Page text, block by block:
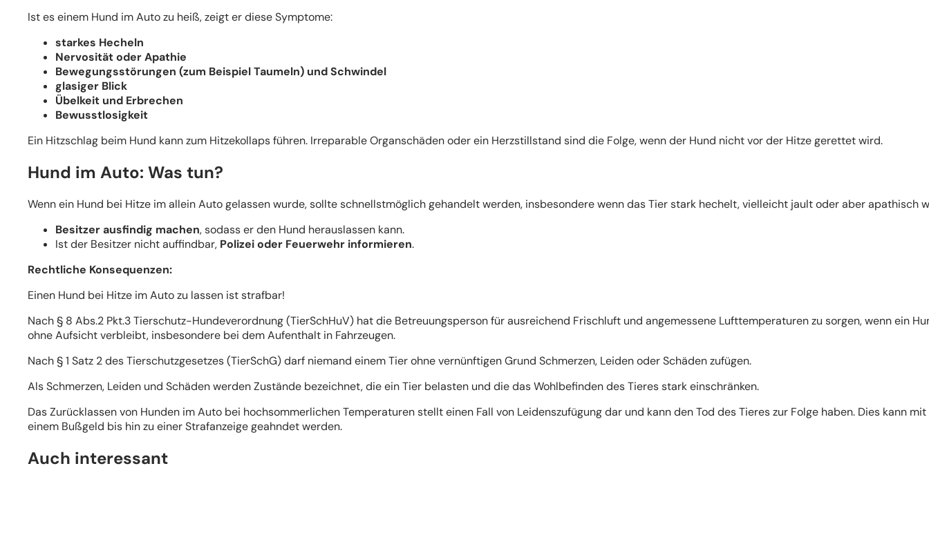
Ist es einem Hund im Auto zu heiß, zeigt er diese Symptome:
starkes Hecheln
Nervosität oder Apathie
Bewegungsstörungen (zum Beispiel Taumeln) und Schwindel
glasiger Blick
Übelkeit und Erbrechen
Bewusstlosigkeit
Ein Hitzschlag beim Hund kann zum Hitzekollaps führen. Irreparable Organschäden oder ein Herzstillstand sind die Folge, wenn der Hund nicht vor der Hitze gerettet wird.
Hund im Auto: Was tun?
Wenn ein Hund bei Hitze im allein Auto gelassen wurde, sollte schnellstmöglich gehandelt werden, insbesondere wenn das Tier stark hechelt, vielleicht jault oder aber apathisch
Besitzer ausfindig machen, sodass er den Hund herauslassen kann.
Ist der Besitzer nicht auffindbar, Polizei oder Feuerwehr informieren.
Rechtliche Konsequenzen:
Einen Hund bei Hitze im Auto zu lassen ist strafbar!
Nach § 8 Abs.2 Pkt.3 Tierschutz-Hundeverordnung (TierSchHuV) hat die Betreuungsperson für ausreichend Frischluft und angemessene Lufttemperaturen zu sorgen, wenn ein
ohne Aufsicht verbleibt, insbesondere bei dem Aufenthalt in Fahrzeugen.
Nach § 1 Satz 2 des Tierschutzgesetzes (TierSchG) darf niemand einem Tier ohne vernünftigen Grund Schmerzen, Leiden oder Schäden zufügen.
Als Schmerzen, Leiden und Schäden werden Zustände bezeichnet, die ein Tier belasten und die das Wohlbefinden des Tieres stark einschränken.
Das Zurücklassen von Hunden im Auto bei hochsommerlichen Temperaturen stellt einen Fall von Leidenszufügung dar und kann den Tod des Tieres zur Folge haben. Dies kann mit
einem Bußgeld bis hin zu einer Strafanzeige geahndet werden.
Auch interessant